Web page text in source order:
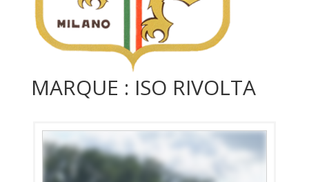
MARQUE : ISO RIVOLTA